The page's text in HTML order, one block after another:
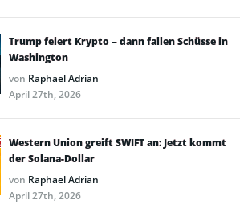
Trump feiert Krypto – dann fallen Schüsse in
Washington
von Raphael Adrian
April 27th, 2026
Western Union greift SWIFT an: Jetzt kommt
der Solana-Dollar
von Raphael Adrian
April 27th, 2026